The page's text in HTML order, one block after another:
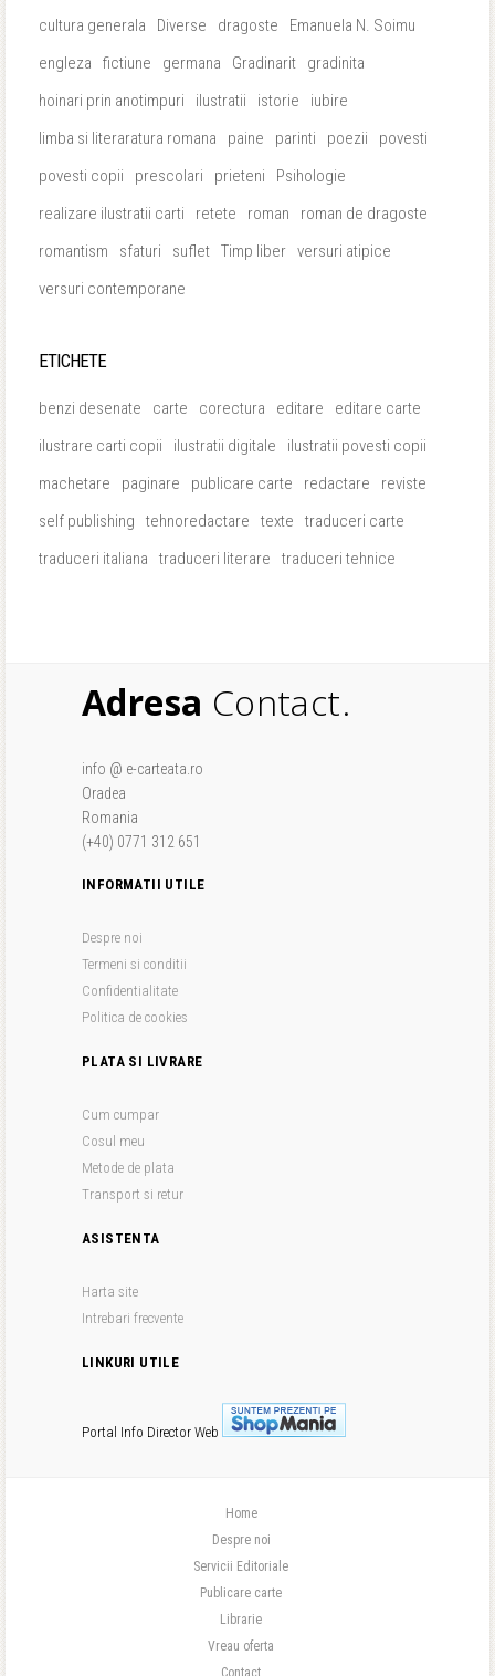
cultura generala
Diverse dragoste
Emanuela N. Soimu
engleza
fictiune germana Gradinarit
gradinita
hoinari prin anotimpuri
ilustratii istorie
iubire
limba si literaratura romana
paine parinti poezii
povesti
povesti copii
prescolari prieteni
Psihologie
realizare ilustratii carti
retete roman
roman de dragoste
romantism
sfaturi suflet Timp liber versuri atipice
versuri contemporane
ETICHETE
benzi desenate carte corectura editare
editare carte
ilustrare carti copii
ilustratii digitale
ilustratii povesti copii
machetare
paginare publicare carte redactare
reviste
self publishing
tehnoredactare texte
traduceri carte
traduceri italiana
traduceri literare traduceri tehnice
Adresa Contact.
info @ e-carteata.ro
Oradea
Romania
(+40) 0771 312 651
INFORMATII UTILE
Despre noi
Termeni si conditii
Confidentialitate
Politica de cookies
PLATA SI LIVRARE
Cum cumpar
Cosul meu
Metode de plata
Transport si retur
ASISTENTA
Harta site
Intrebari frecvente
LINKURI UTILE
Portal Info Director Web
Home
Despre noi
Servicii Editoriale
Publicare carte
Librarie
Vreau oferta